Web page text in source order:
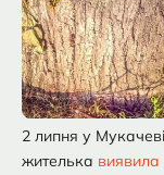
2 липня у
жителька виявила